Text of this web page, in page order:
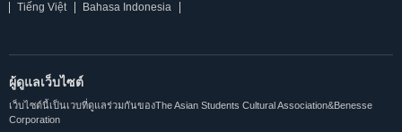
Tiếng Việt
Bahasa Indonesia
ผู้ดูแลเว็บไซต์
เว็บไซต์นี้เป็นเวบที่ดูแลร่วมกันของThe Asian Students Cultural Association&Benesse
Corporation